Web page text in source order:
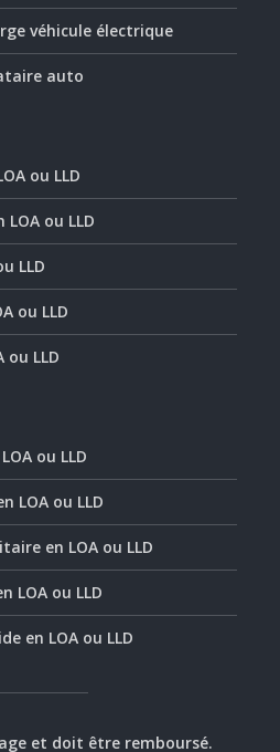
véhicule électrique
auto
ou LLD
ou LLD
LLD
ou LLD
ou LLD
ou LLD
LOA ou LLD
en LOA ou LLD
LOA ou LLD
en LOA ou LLD
et doit être remboursé.